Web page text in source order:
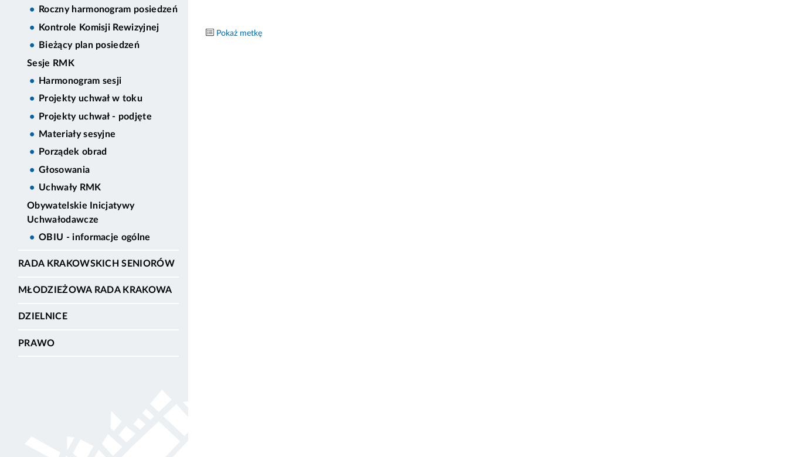
Roczny harmonogram posiedzeń
Kontrole Komisji Rewizyjnej
Bieżący plan posiedzeń
Sesje RMK
Harmonogram sesji
Projekty uchwał w toku
Projekty uchwał - podjęte
Materiały sesyjne
Porządek obrad
Głosowania
Uchwały RMK
Obywatelskie Inicjatywy
Uchwałodawcze
OBIU - informacje ogólne
RADA KRAKOWSKICH SENIORÓW
MŁODZIEŻOWA RADA KRAKOWA
DZIELNICE
PRAWO
Pokaż metkę